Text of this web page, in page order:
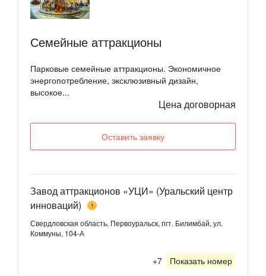
Семейные аттракционы
Парковые семейные аттракционы. Экономичное
энергопотребление, эксклюзивный дизайн,
высокое...
Цена договорная
Оставить заявку
Завод аттракционов «УЦИ» (Уральский центр
инноваций)
1
Свердловская область, Первоуральск, пгт. Билимбай, ул.
Коммуны, 104-А
+7 Показать номер